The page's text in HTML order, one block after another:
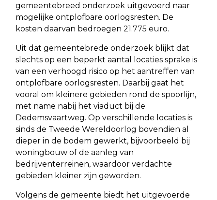
gemeentebreed onderzoek uitgevoerd naar
mogelijke ontplofbare oorlogsresten. De
kosten daarvan bedroegen 21.775 euro.
Uit dat gemeentebrede onderzoek blijkt dat
slechts op een beperkt aantal locaties sprake is
van een verhoogd risico op het aantreffen van
ontplofbare oorlogsresten. Daarbij gaat het
vooral om kleinere gebieden rond de spoorlijn,
met name nabij het viaduct bij de
Dedemsvaartweg. Op verschillende locaties is
sinds de Tweede Wereldoorlog bovendien al
dieper in de bodem gewerkt, bijvoorbeeld bij
woningbouw of de aanleg van
bedrijventerreinen, waardoor verdachte
gebieden kleiner zijn geworden.
Volgens de gemeente biedt het uitgevoerde